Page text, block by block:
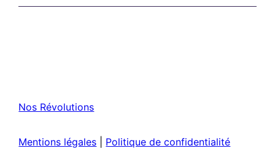
Nos Révolutions
Mentions légales Politique de confidentialité